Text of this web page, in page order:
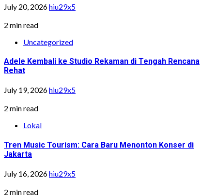
July 20, 2026hiu29x5
2 min read
Uncategorized
Adele Kembali ke Studio Rekaman di Tengah Rencana
Rehat
July 19, 2026hiu29x5
2 min read
Lokal
Tren Music Tourism: Cara Baru Menonton Konser di
Jakarta
July 16, 2026hiu29x5
2 min read